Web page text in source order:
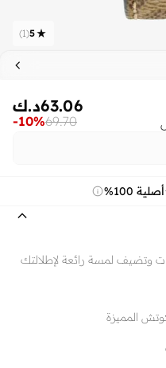
5
(
1
)
د.ك63.06
69.70
-10%
أصلية 100%
وتضيف لمسة رائعة لإطلالتك
المميزة